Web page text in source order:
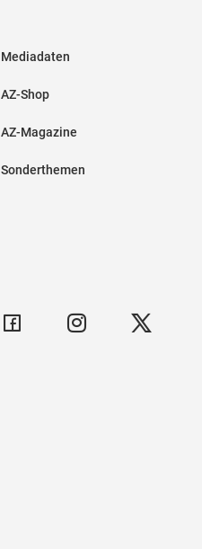
Mediadaten
AZ-Shop
AZ-Magazine
Sonderthemen